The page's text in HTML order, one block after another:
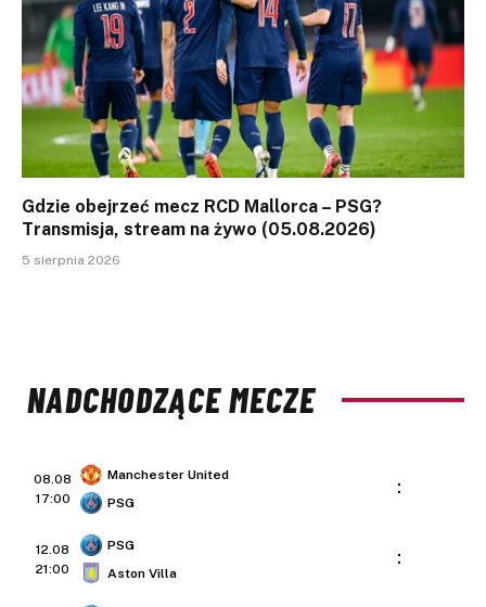
Gdzie obejrzeć mecz RCD Mallorca – PSG?
Transmisja, stream na żywo (05.08.2026)
5 sierpnia 2026
NADCHODZĄCE MECZE
08.08
17:00
Manchester United
PSG
:
12.08
21:00
PSG
Aston Villa
: